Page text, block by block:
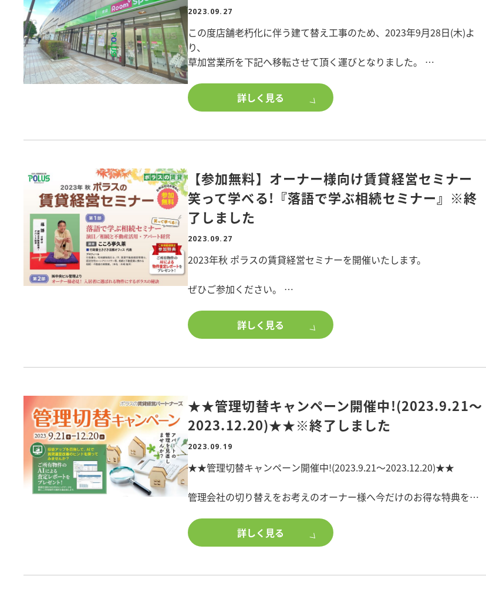
■間取り/2～3LDK 6世帯
■階数/2階
■竣工日/2023年8月
■構造/木造
■敷地面積/499.00平米
■所在地/埼玉県さいたま市
物件詳細を知りたい方、ポラスグループのアパート・マンション建
是非、ポラスで建築をご検討ください。
2023.09.27
この度店舗老朽化に伴う建て替え工事のため、2023年9月28日(木)よ
り、
草加営業所を下記へ移転させて頂く運びとなりました。
■ 移転営業開始日:2023年9月28日(木)
■ 新住所:〒340-0041 草加市松原1-1-1
徒歩1分)
※[旧]電話番号・FAX番号にお掛け頂いてもつながります。
※草加営業所からの着信は[新]番号からとなります。
詳しく見る
【参加無料】オーナー様向け賃貸経営セミナー
笑って学べる!『落語で学ぶ相続セミナー』※終
了しました
2023.09.27
2023年秋 ポラスの賃貸経営セミナーを開催いたします。
ぜひご参加ください。
■日時:2023年10月15日(14:00～16:00/開場13:30)
■開場:ポラス本社ビル8F(埼玉県越谷市南越谷1-21-2)
笑って学べる!
『落語で学ぶ相続セミナー』
演目/相続と不動産活用・アパート経営
◆相続の先送りd絵困ること・・・不動産相続登記の義務化がスタート
ス
◆アパート経営は後だしジャンケンで勝ち組に・・二つのコツで満室
詳しく見る
★★管理切替キャンペーン開催中!(2023.9.21～
2023.12.20)★★※終了しました
2023.09.19
★★管理切替キャンペーン開催中!(2023.9.21～2023.12.20)★★
管理会社の切り替えをお考えのオーナー様へ今だけのお得な特典をご
<開催期間:2023.9.21～2023.12.20>
詳しく見る